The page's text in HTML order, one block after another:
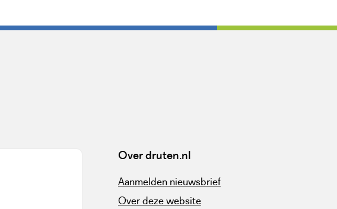
Over druten.nl
Aanmelden nieuwsbrief
Over deze website